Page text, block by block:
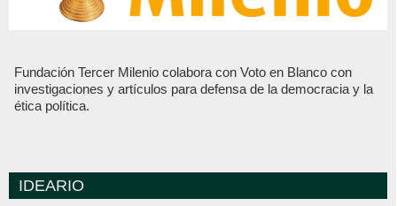
Fundación Tercer Milenio colabora con Voto en Blanco con
investigaciones y artículos para defensa de la democracia y la
ética política.
IDEARIO